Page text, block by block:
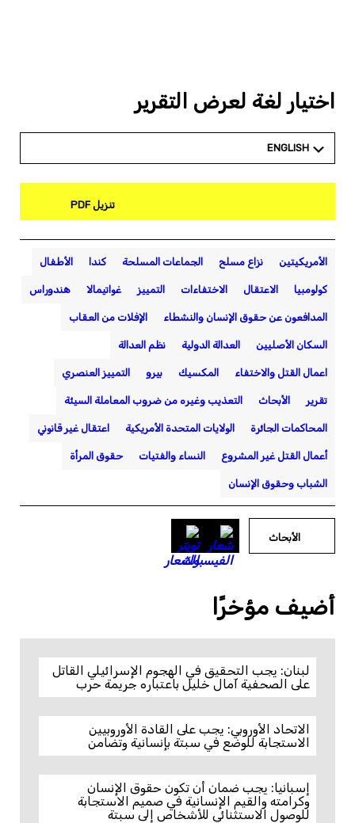
اختيار لغة لعرض التقرير
ENGLISH
تنزيل PDF
الأمريكيتين نزاع مسلح الجماعات المسلحة كندا الأطفال
كولومبيا الاعتقال الاختفاءات التمييز غواتيمالا هندوراس
المدافعون عن حقوق الإنسان والنشطاء الإفلات من العقاب
السكان الأصليين العدالة الدولية نظم العدالة
اعمال القتل والاختفاء المكسيك بيرو التمييز العنصري
تقرير الأبحاث التعذيب وغيره من ضروب المعاملة السيئة
المحاكمات الجائرة الولايات المتحدة الأمريكية اعتقال غير قانوني
أعمال القتل غير المشروع النساء والفتيات حقوق المرأة
الشباب وحقوق الإنسان
الأبحاث
أضيف مؤخرًا
لبنان: يجب التحقيق في الهجوم الإسرائيلي القاتل
على الصحفية آمال خليل باعتباره جريمة حرب
الاتحاد الأوروبي: يجب على القادة الأوروبيين
الاستجابة للوضع في سبتة بإنسانية وتضامن
إسبانيا: يجب ضمان أن تكون حقوق الإنسان
وكرامته والقيم الإنسانية في صميم الاستجابة
للوصول الاستثنائي للأشخاص إلى سبتة